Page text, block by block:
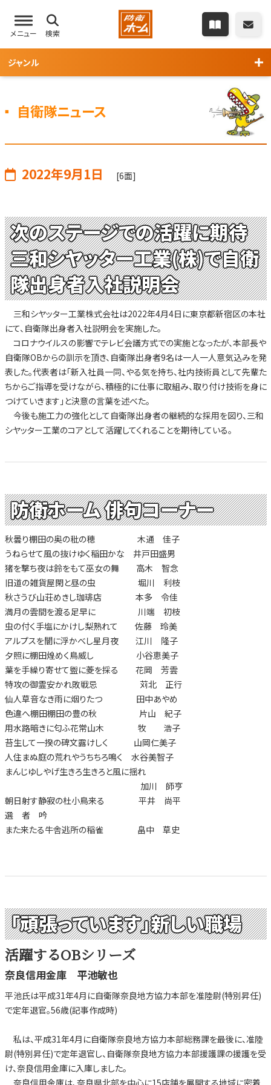
メニュー 検索
ジャンル
自衛隊ニュース
2022年9月1日 [6面]
次のステージでの活躍に期待
三和シヤッター工業(株)で自衛
隊出身者入社説明会
三和シヤッター工業株式会社は2022年4月4日に東京都新宿区の本社
にて、自衛隊出身者入社説明会を実施した。
コロナウイルスの影響でテレビ会議方式での実施となったが、本部長や
自衛隊OBからの訓示を頂き、自衛隊出身者9名は一人一人意気込みを発
表した。代表者は「新入社員一同、やる気を持ち、社内技術員として先輩た
ちからご指導を受けながら、積極的に仕事に取組み、取り付け技術を身に
つけていきます」と決意の言葉を述べた。
今後も施工力の強化として自衛隊出身者の継続的な採用を図り、三和
シヤッター工業のコアとして活躍してくれることを期待している。
防衛ホーム 俳句コーナー
秋曇り棚田の奥の秕の穂 木通 佳子
うねらせて風の抜けゆく稲田かな 井戸田盛男
猪を撃ち夜は鈴をもて巫女の舞 高木 智念
旧道の雑貨屋閑と昼の虫 堀川 利枝
秋さうび山荘めきし珈琲店 本多 令佳
満月の雲間を渡る足早に 川端 初枝
虫の付く手塩にかけし梨熟れて 佐藤 玲美
アルプスを闇に浮かべし星月夜 江川 隆子
夕照に棚田煌めく鳥威し 小谷恵美子
葉を手繰り寄せて盥に菱を採る 花岡 芳雲
特攻の御霊安かれ敗戦忌 苅北 正行
仙人草音なき雨に烟りたつ 田中あやめ
色違へ棚田棚田の豊の秋 片山 紀子
用水路暗きに匂ふ花常山木 牧 浩子
苔生して一揆の碑文露けしく 山岡仁美子
人住まぬ庭の荒れやうちちろ鳴く 水谷美智子
まんじゆしやげ生きろ生きろと風に揺れ
加川 師亨
朝日射す静寂の杜小鳥来る 平井 尚平
選 者 吟
また来たる牛舎逃所の稲雀 畠中 草史
「頑張っています」新しい職場
活躍するOBシリーズ
奈良信用金庫 平池敏也
平池氏は平成31年4月に自衛隊奈良地方協力本部を准陸尉(特別昇任)
で定年退官。56歳(記事作成時)
私は、平成31年4月に自衛隊奈良地方協力本部総務課を最後に、准陸
尉(特別昇任)で定年退官し、自衛隊奈良地方協力本部援護課の援護を受
け、奈良信用金庫に入庫しました。
奈良信用金庫は、奈良県北部を中心に15店舗を展開する地域に密着